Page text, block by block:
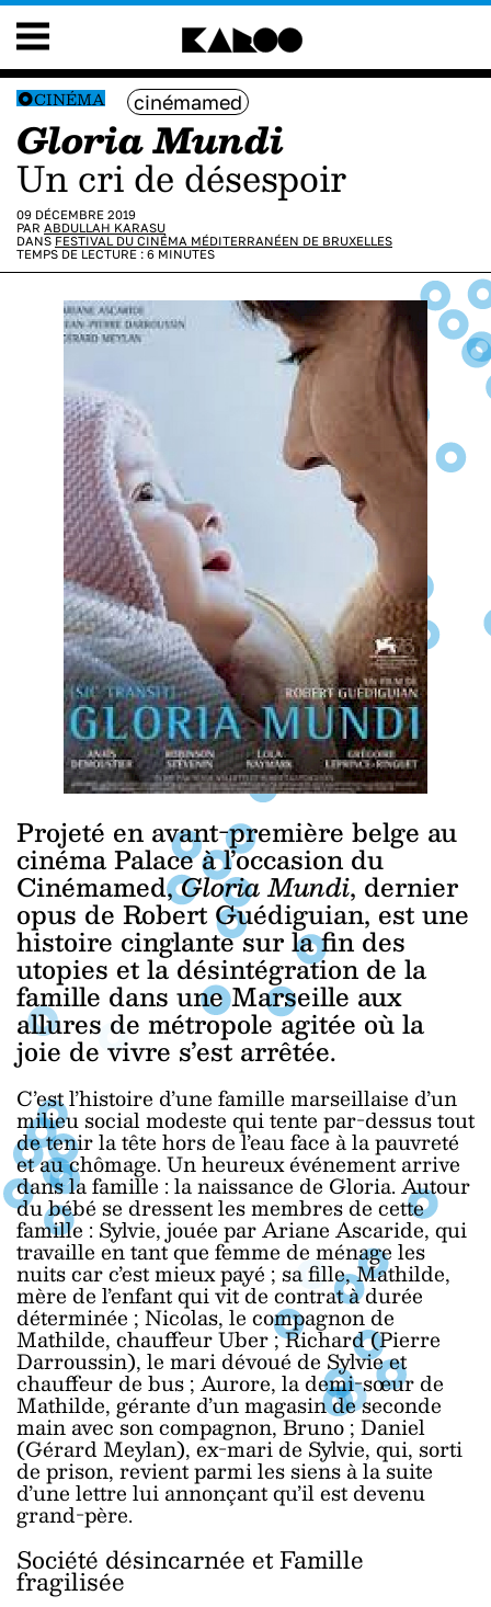
CINÉMA cinémamed
Gloria Mundi
Un cri de désespoir
09 DÉCEMBRE 2019
PAR ABDULLAH KARASU
DANS FESTIVAL DU CINÉMA MÉDITERRANÉEN DE BRUXELLES
TEMPS DE LECTURE : 6 MINUTES
Projeté en avant-première belge au
cinéma Palace à l’occasion du
Cinémamed,Gloria Mundi, dernier
opus de Robert Guédiguian, est une
histoire cinglante sur la fin des
utopies et la désintégration de la
famille dans une Marseille aux
allures de métropole agitée où la
joie de vivre s’est arrêtée.
C’est l’histoire d’une famille marseillaise d’un
milieu social modeste qui tente par-dessus tout
de tenir la tête hors de l’eau face à la pauvreté
et au chômage. Un heureux événement arrive
dans la famille : la naissance de Gloria. Autour
du bébé se dressent les membres de cette
famille : Sylvie, jouée par Ariane Ascaride, qui
travaille en tant que femme de ménage les
nuits car c’est mieux payé ; sa fille, Mathilde,
mère de l’enfant qui vit de contrat à durée
déterminée ; Nicolas, le compagnon de
Mathilde, chauffeur Uber ; Richard (Pierre
Darroussin), le mari dévoué de Sylvie et
chauffeur de bus ; Aurore, la demi-sœur de
Mathilde, gérante d’un magasin de seconde
main avec son compagnon, Bruno ; Daniel
(Gérard Meylan), ex-mari de Sylvie, qui, sorti
de prison, revient parmi les siens à la suite
d’une lettre lui annonçant qu’il est devenu
grand-père.
Société désincarnée et Famille
fragilisée